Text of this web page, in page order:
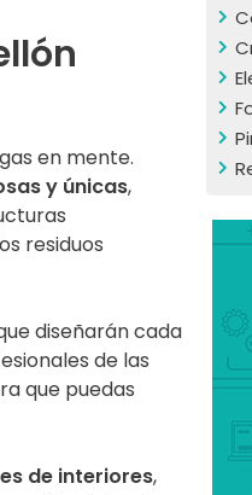
en mente.
y únicas,
residuos
diseñarán cada
de las
que puedas
de interiores,